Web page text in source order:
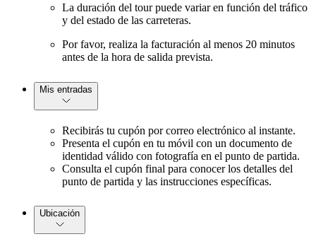
La duración del tour puede variar en función del tráfico
y del estado de las carreteras.
Por favor, realiza la facturación al menos 20 minutos
antes de la hora de salida prevista.
Mis entradas
Recibirás tu cupón por correo electrónico al instante.
Presenta el cupón en tu móvil con un documento de
identidad válido con fotografía en el punto de partida.
Consulta el cupón final para conocer los detalles del
punto de partida y las instrucciones específicas.
Ubicación